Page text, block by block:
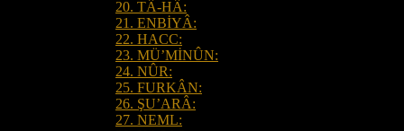
20. TÂ-HÂ:
21. ENBİYÂ:
22. HACC:
23. MÜ’MİNÛN:
24. NÛR:
25. FURKÂN:
26. ŞU’ARÂ:
27. NEML: